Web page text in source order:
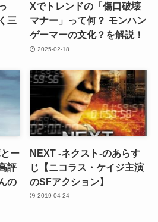
三
Xでトレンドの「傷口破壊
マナー」って何？ モンハン
ゲーマーの文化？を解説！
2025-02-18
ー
評
の
NEXT -ネクスト-のあらす
じ【ニコラス・ケイジ主演
のSFアクション】
2019-04-24